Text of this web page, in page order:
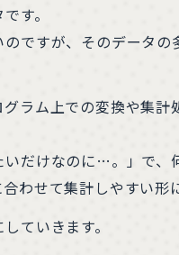
す。
ですが、そのデータ
ラム上での変換や集
だけなのに…。」で、
わせて集計しやすい形
ていきます。